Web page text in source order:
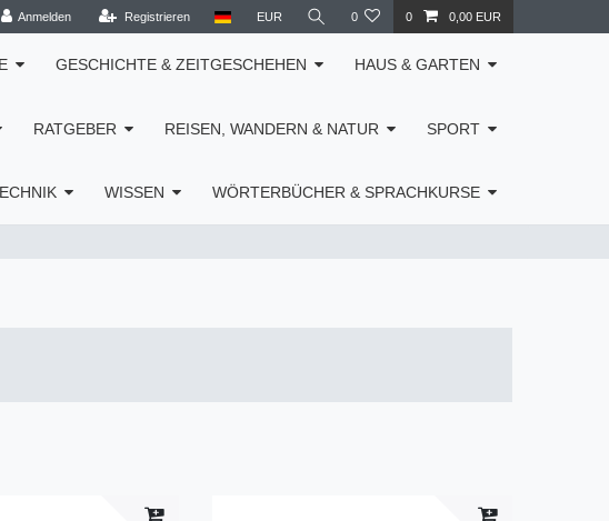
Anmelden Registrieren EUR 0 0 0,00 EUR
GESCHICHTE & ZEITGESCHEHEN HAUS & GARTEN
RATGEBER REISEN, WANDERN & NATUR SPORT
WISSEN WÖRTERBÜCHER & SPRACHKURSE